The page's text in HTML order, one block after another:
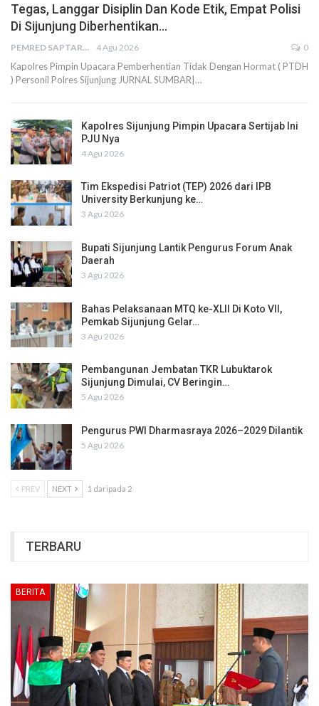
Tegas, Langgar Disiplin Dan Kode Etik, Empat Polisi
Di Sijunjung Diberhentikan…
PEMRED SAPTARIUS 4 Agu 2026 0
Kapolres Pimpin Upacara Pemberhentian Tidak Dengan Hormat ( PTDH
) Personil Polres Sijunjung JURNAL SUMBAR|…
Kapolres Sijunjung Pimpin Upacara Sertijab Ini
PJU Nya
4 Agu 2026
Tim Ekspedisi Patriot (TEP) 2026 dari IPB
University Berkunjung ke…
3 Agu 2026
Bupati Sijunjung Lantik Pengurus Forum Anak
Daerah
3 Agu 2026
Bahas Pelaksanaan MTQ ke-XLII Di Koto VII,
Pemkab Sijunjung Gelar…
3 Agu 2026
Pembangunan Jembatan TKR Lubuktarok
Sijunjung Dimulai, CV Beringin…
5 Agu 2026
Pengurus PWI Dharmasraya 2026–2029 Dilantik
5 Agu 2026
PREV NEXT 1 daripada 2
TERBARU
BERITA